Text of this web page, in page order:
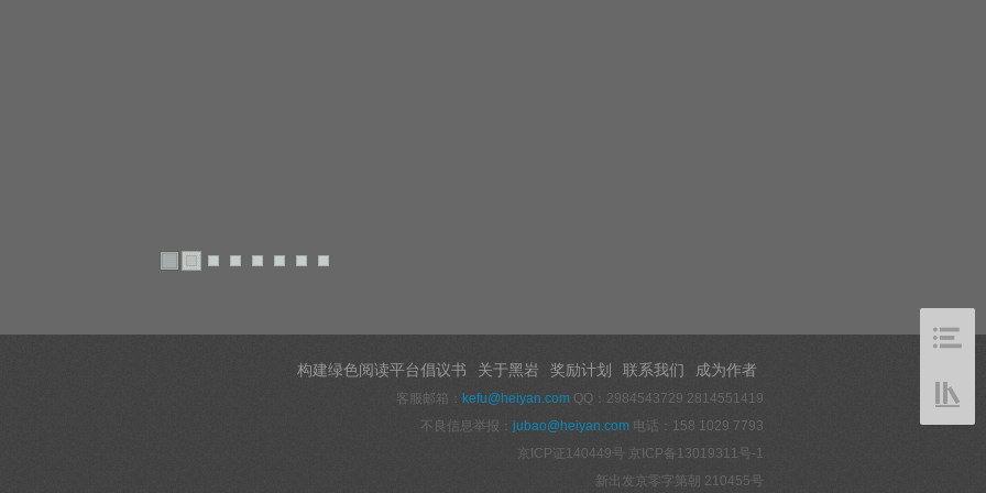
构建绿色阅读平台倡议书 关于黑岩 奖励计划 联系我们 成为作者
客服邮箱： kefu@heiyan.com QQ：2984543729 2814551419
不良信息举报： jubao@heiyan.com 电话：158 1029 7793
京ICP证140449号 京ICP备13019311号-1
新出发京零字第朝 210455号